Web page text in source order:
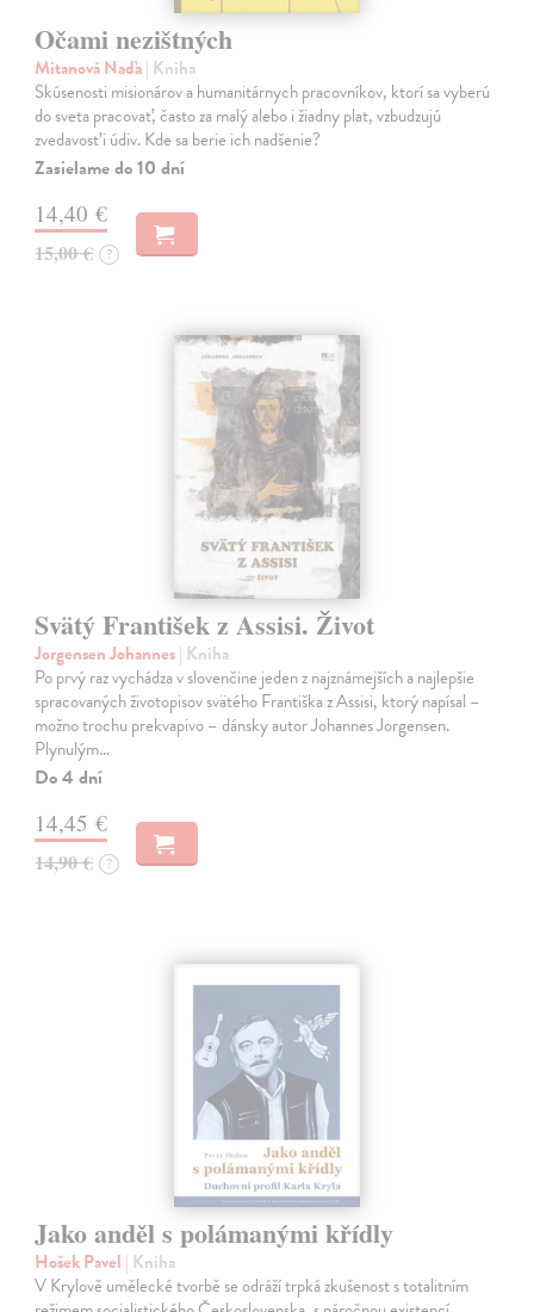
Očami nezištných
Mitanová Naďa| Kniha
Skúsenosti misionárov a humanitárnych pracovníkov, ktorí sa vyberú
do sveta pracovať, často za malý alebo i žiadny plat, vzbudzujú
zvedavosť i údiv. Kde sa berie ich nadšenie?
Zasielame do 10 dní
14,40 €
15,00 € ?
Svätý František z Assisi. Život
Jorgensen Johannes| Kniha
Po prvý raz vychádza v slovenčine jeden z najznámejších a najlepšie
spracovaných životopisov svätého Františka z Assisi, ktorý napísal –
možno trochu prekvapivo – dánsky autor Johannes Jorgensen.
Plynulým…
Do 4 dní
14,45 €
14,90 € ?
Jako anděl s polámanými křídly
Hošek Pavel | Kniha
V Krylově umělecké tvorbě se odráží trpká zkušenost s totalitním